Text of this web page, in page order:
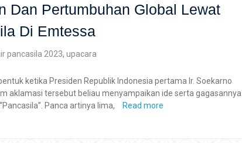
Dan Pertumbuhan Global Lewat
Di Emtessa
pancasila 2023, upacara
ketika Presiden Republik Indonesia pertama Ir. Soekarno
aklamasi tersebut beliau menyampaikan ide serta gagasannya
Panca artinya lima,
Read more